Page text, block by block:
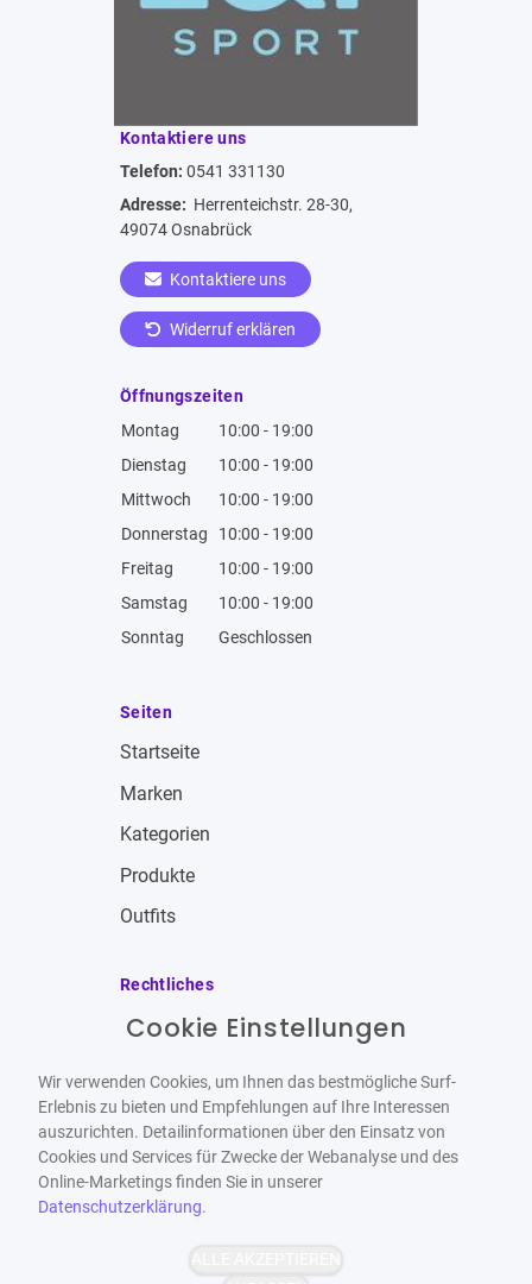
Kontaktiere uns
Telefon: 0541 331130
Adresse: Herrenteichstr. 28-30,
49074 Osnabrück
Kontaktiere uns
Widerruf erklären
Öffnungszeiten
Montag
10:00 - 19:00
Dienstag
10:00 - 19:00
Mittwoch
10:00 - 19:00
Donnerstag
10:00 - 19:00
Freitag
10:00 - 19:00
Samstag
10:00 - 19:00
Sonntag
Geschlossen
Seiten
Startseite
Marken
Kategorien
Produkte
Outfits
Rechtliches
Impressum
Datenschutzbestimmungen
Widerrufsbelehrung
Cookie Einstellungen
Wir verwenden Cookies, um Ihnen das bestmögliche Surf-
Erlebnis zu bieten und Empfehlungen auf Ihre Interessen
auszurichten. Detailinformationen über den Einsatz von
Cookies und Services für Zwecke der Webanalyse und des
Online-Marketings finden Sie in unserer
Datenschutzerklärung.
ALLE AKZEPTIEREN